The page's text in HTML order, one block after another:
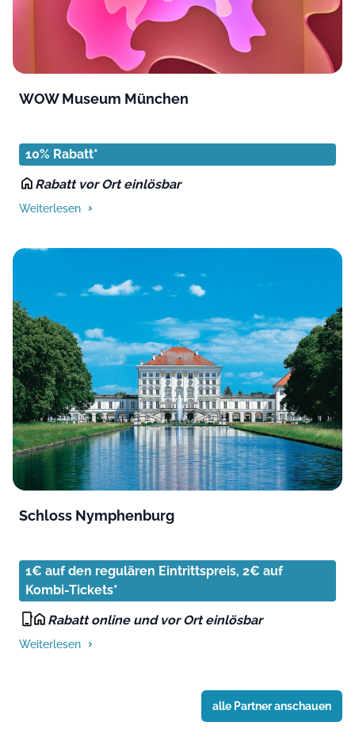
WOW Museum München
10% Rabatt*
Rabatt vor Ort einlösbar
Weiterlesen
Schloss Nymphenburg
1€ auf den regulären Eintrittspreis, 2€ auf
Kombi-Tickets*
Rabatt online und vor Ort einlösbar
Weiterlesen
alle Partner anschauen